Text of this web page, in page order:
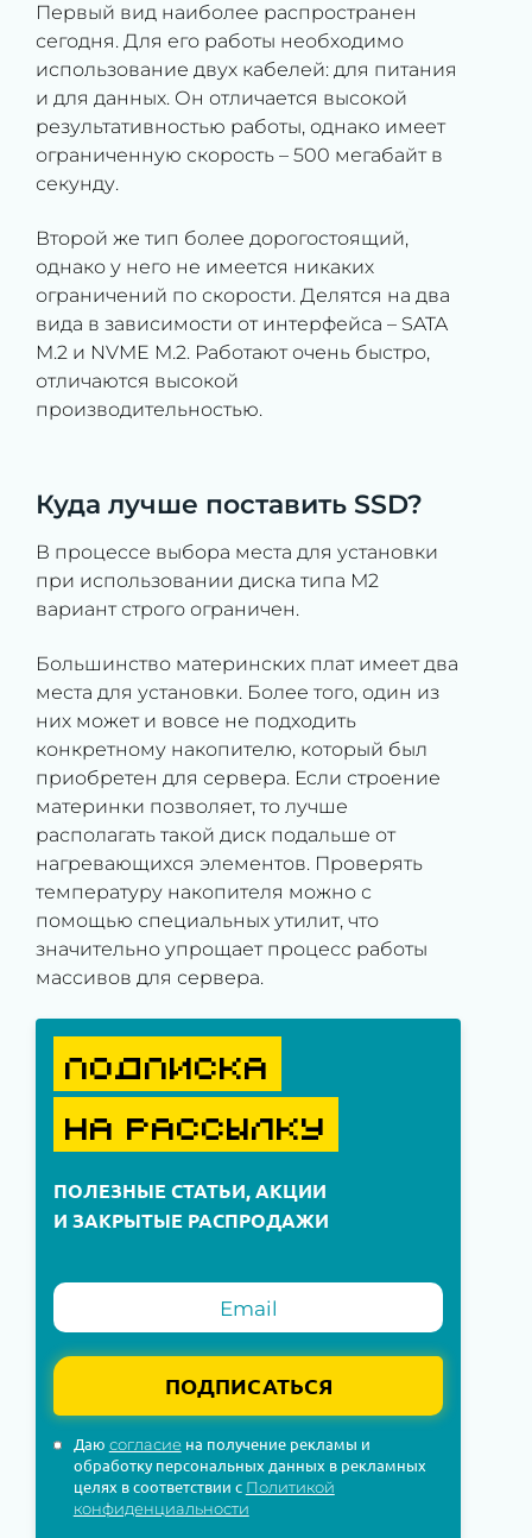
Первый вид наиболее распространен
сегодня. Для его работы необходимо
использование двух кабелей: для питания
и для данных. Он отличается высокой
результативностью работы, однако имеет
ограниченную скорость – 500 мегабайт в
секунду.
Второй же тип более дорогостоящий,
однако у него не имеется никаких
ограничений по скорости. Делятся на два
вида в зависимости от интерфейса – SATA
M.2 и NVME M.2. Работают очень быстро,
отличаются высокой
производительностью.
Куда лучше поставить SSD?
В процессе выбора места для установки
при использовании диска типа М2
вариант строго ограничен.
Большинство материнских плат имеет два
места для установки. Более того, один из
них может и вовсе не подходить
конкретному накопителю, который был
приобретен для сервера. Если строение
материнки позволяет, то лучше
располагать такой диск подальше от
нагревающихся элементов. Проверять
температуру накопителя можно с
помощью специальных утилит, что
значительно упрощает процесс работы
массивов для сервера.
ПОДПИСКА
НА РАССЫЛКУ
ПОЛЕЗНЫЕ СТАТЬИ, АКЦИИ
И ЗАКРЫТЫЕ РАСПРОДАЖИ
ПОДПИСАТЬСЯ
Даю согласиена получение рекламы и
обработку персональных данных в рекламных
целях в соответствии с Политикой
конфиденциальности